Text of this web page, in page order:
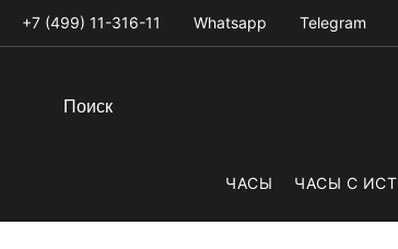
+7 (499) 11-316-11 Whatsapp Telegram
ЧАСЫ ЧАСЫ С